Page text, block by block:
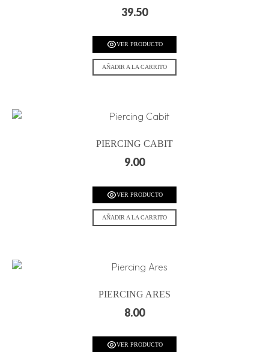
39.50
VER PRODUCTO
AÑADIR A LA CARRITO
PIERCING CABIT
9.00
VER PRODUCTO
AÑADIR A LA CARRITO
PIERCING ARES
8.00
VER PRODUCTO